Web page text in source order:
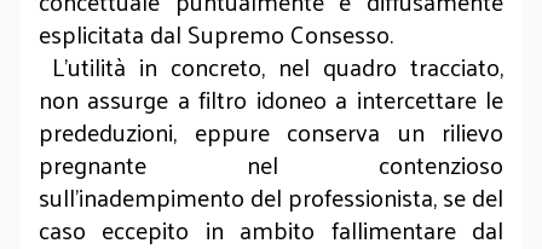
esplicitata dal Supremo Consesso.
L’utilità in concreto, nel quadro tracciato,
non assurge a filtro idoneo a intercettare le
prededuzioni, eppure conserva un rilievo
pregnante nel contenzioso
sull’inadempimento del professionista, se del
caso eccepito in ambito fallimentare dal